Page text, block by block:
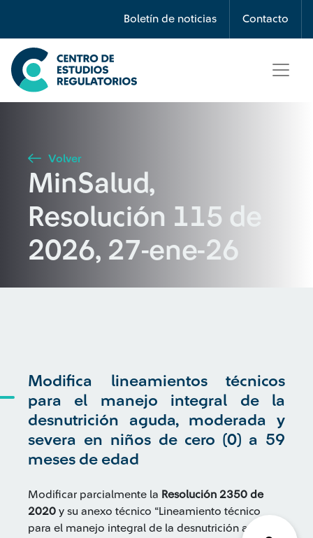
Boletín de noticias Contacto
Búsqueda
Seleccione país
Buscar
Volver
MinSalud,
Resolución 115 de
2026, 27-ene-26
Modifica lineamientos técnicos
para el manejo integral de la
desnutrición aguda, moderada y
severa en niños de cero (0) a 59
meses de edad
Modificar parcialmente la Resolución 2350 de
2020 y su anexo técnico “Lineamiento técnico
para el manejo integral de la desnutrición aguda,